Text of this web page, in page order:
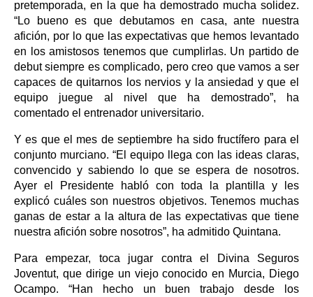
pretemporada, en la que ha demostrado mucha solidez.
“Lo bueno es que debutamos en casa, ante nuestra
afición, por lo que las expectativas que hemos levantado
en los amistosos tenemos que cumplirlas. Un partido de
debut siempre es complicado, pero creo que vamos a ser
capaces de quitarnos los nervios y la ansiedad y que el
equipo juegue al nivel que ha demostrado”, ha
comentado el entrenador universitario.
Y es que el mes de septiembre ha sido fructífero para el
conjunto murciano. “El equipo llega con las ideas claras,
convencido y sabiendo lo que se espera de nosotros.
Ayer el Presidente habló con toda la plantilla y les
explicó cuáles son nuestros objetivos. Tenemos muchas
ganas de estar a la altura de las expectativas que tiene
nuestra afición sobre nosotros”, ha admitido Quintana.
Para empezar, toca jugar contra el Divina Seguros
Joventut, que dirige un viejo conocido en Murcia, Diego
Ocampo. “Han hecho un buen trabajo desde los